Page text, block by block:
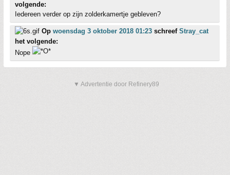
volgende:
Iedereen verder op zijn zolderkamertje gebleven?
Op woensdag 3 oktober 2018 01:23 schreef Stray_cat
het volgende:
Nope
▼ Advertentie door Refinery89